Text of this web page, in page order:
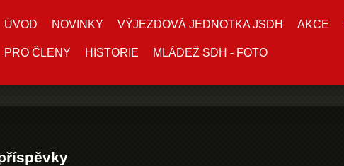
ÚVOD NOVINKY VÝJEZDOVÁ JEDNOTKA JSDH AKCE
PRO ČLENY HISTORIE MLÁDEŽ SDH - FOTO